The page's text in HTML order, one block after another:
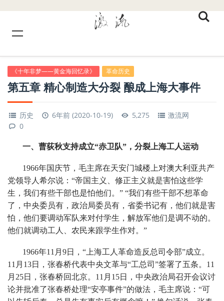
《十年非梦——黄金海回忆录》 革命历史
第五章 精心制造大分裂 酿成上海大事件
历史 6年前 (2020-10-19) 5,275
激流网
0
一、曹荻秋支持成立“赤卫队”，分裂上海工人运动
1966年国庆节，毛主席在天安门城楼上对澳大利亚共产
党领导人希尔说：“帝国主义、修正主义就是害怕这些学
生，我们有些干部也是怕他们。” “我们有些干部不想革命
了，中央委员有，政治局委员有，省委书记有，他们就是害
怕，他们要调动军队来对付学生，解放军他们是调不动的。
他们就调动工人、农民来跟学生作对。”
1966年11月9日，“上海工人革命造反总司令部”成立。
11月13日，张春桥代表中央文革与“工总司”签署了五条。11
月25日，张春桥回北京。11月15日，中央政治局召开会议讨
论并批准了张春桥处理“安亭事件”的做法，毛主席说：“可